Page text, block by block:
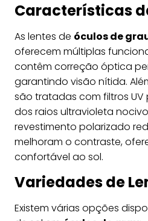
Características
As lentes de óculos de
oferecem múltiplas
contêm correção óptica
garantindo visão nítida.
são tratadas com filtros
dos raios ultravioleta
revestimento polarizado
melhoram o contraste,
confortável ao sol.
Variedades de
Existem várias opções